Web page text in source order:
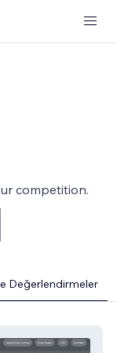
competition.
Değerlendirmeler